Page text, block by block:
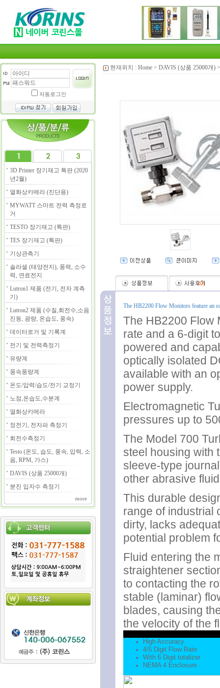
자동로그인
3D Printer 장기재고 특판 (2020
년2월)
열화상카메라 (진단용)
MYWATT 스마트 전력 측정로
거
TESTO 장기재고 (특판)
TES 장기재고 (특판)
기상관측기
솔라셀 (태양전지), 풍력, 소수
력, 연료전지
Lutron1 제품 (전기, 전자 계측
기)
Lutron2 제품 (수질,회전수,소음
진동, 광량, 온습도, 풍속)
데이터로거 및 기록계
전기 및 전력측정기
유량계
풍속풍량계
온도/압력/습도/전기 교정기
노점,온습도,수분계
열화상카메라
정전기, 전자파 측정기
회전수측정기
Testo (온도, 습도, 풍속, 압력, 소
음, RPM, 가스)
DAVIS (상품 25000개)
분진 입자수 측정기
more
현재위치 : Home > DAVIS (상품 25000개)
(0)
The HB2200 Flow Monitors feature an
The HB2200 Flow
rate and a 6-digit
powered and
optically isolated
available with an
power supply.
Electromagnetic
pressures up to
The Model 700
steel housing with
sleeve-type
other abrasive
This durable
range of industrial
dirty, lacks
potential problem
Fluid entering the
straightener
to contacting the
stable (laminar)
blades, causing
the velocity of the
High Accuracy
4/5 Digit Flow Rate
With 6 Digit totalizer
NEMA 4 Enclosure